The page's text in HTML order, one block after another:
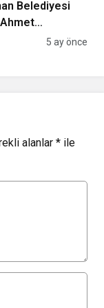
Belediyesi
ile
5 ay önce
alanlar * ile